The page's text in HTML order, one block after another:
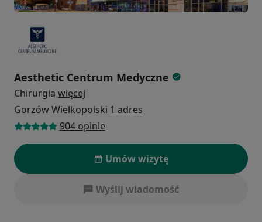
Aesthetic Centrum Medyczne
Chirurgia więcej
Gorzów Wielkopolski 1 adres
904 opinie
Umów wizytę
Wyślij wiadomość